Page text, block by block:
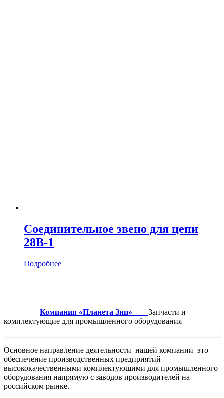
Соединительное звено для цепи
28B-1
Подробнее
Компания «Планета Зип» Запчасти и
комплектующие для промышленного оборудования
Основное направление деятельности нашей компании это
обеспечение производственных предприятий
высококачественными комплектующими для промышленного
оборудования напрямую с заводов производителей на
российском рынке.